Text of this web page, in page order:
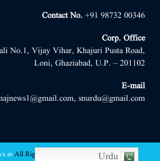
Contact No. +91 98732 00346
Corp. Office
No.1, Vijay Vihar, Khajuri Pusta Road,
Loni, Ghaziabad, U.P. – 201102
E-mail
snurdu@gmail.com
All Right Reserved